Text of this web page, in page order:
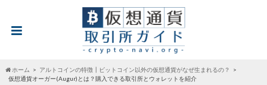
ホーム
アルトコインの特徴┃ビットコイン以外の仮想通貨がなぜ生まれるの？
仮想通貨オーガー(Augur)とは？購入できる取引所とウォレットを紹介